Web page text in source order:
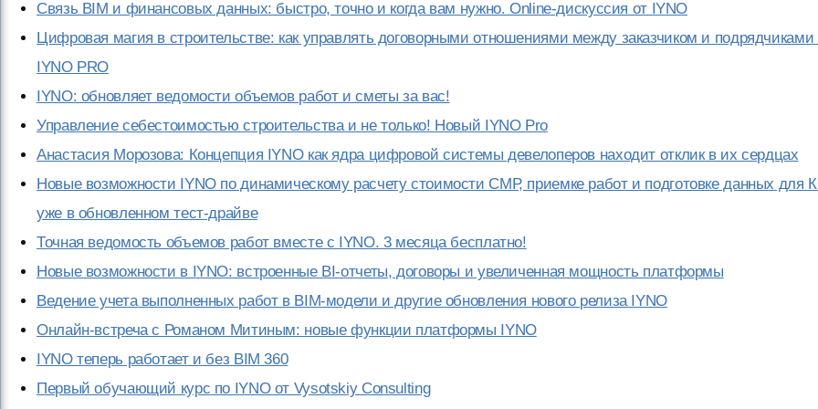
Связь BIM и финансовых данных: быстро, точно и когда вам нужно. Online-дискуссия от IYNO
Цифровая магия в строительстве: как управлять договорными отношениями между заказчиком и подрядчиками
IYNO PRO
IYNO: обновляет ведомости объемов работ и сметы за вас!
Управление себестоимостью строительства и не только! Новый IYNO Pro
Анастасия Морозова: Концепция IYNO как ядра цифровой системы девелоперов находит отклик в их сердцах
Новые возможности IYNO по динамическому расчету стоимости СМР, приемке работ и подготовке данных для
уже в обновленном тест-драйве
Точная ведомость объемов работ вместе с IYNO. 3 месяца бесплатно!
Новые возможности в IYNO: встроенные BI-отчеты, договоры и увеличенная мощность платформы
Ведение учета выполненных работ в BIM-модели и другие обновления нового релиза IYNO
Онлайн-встреча с Романом Митиным: новые функции платформы IYNO
IYNO теперь работает и без BIM 360
Первый обучающий курс по IYNO от Vysotskiy Consulting